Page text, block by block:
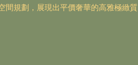
間規劃，展現出平價奢華的高雅極緻質